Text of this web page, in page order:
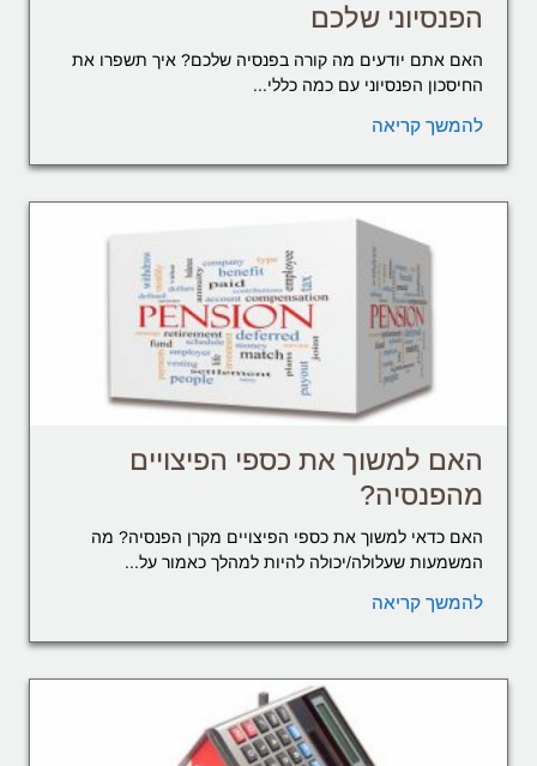
הפנסיוני שלכם
האם אתם יודעים מה קורה בפנסיה שלכם? איך תשפרו את
החיסכון הפנסיוני עם כמה כללי...
להמשך קריאה
האם למשוך את כספי הפיצויים
מהפנסיה?
האם כדאי למשוך את כספי הפיצויים מקרן הפנסיה? מה
המשמעות שעלולה/יכולה להיות למהלך כאמור על...
להמשך קריאה